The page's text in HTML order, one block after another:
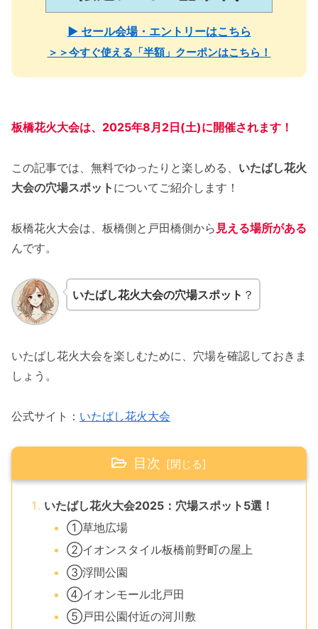
▶ セール会場・エントリーはこちら
＞＞今すぐ使える「半額」クーポンはこちら！
板橋花火大会は、2025年8月2日(土)に開催されます！
この記事では、無料でゆったりと楽しめる、 いたばし花火
大会の穴場スポット についてご紹介します！
板橋花火大会は、板橋側と戸田橋側から 見える場所がある
んです。
いたばし花火大会の穴場スポット ？
いたばし花火大会を楽しむために、穴場を確認しておきま
しょう。
公式サイト： いたばし花火大会
目次
いたばし花火大会2025：穴場スポット5選！
①草地広場
②イオンスタイル板橋前野町の屋上
③浮間公園
④イオンモール北戸田
⑤戸田公園付近の河川敷